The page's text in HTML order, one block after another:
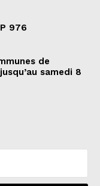
976
de
samedi 8